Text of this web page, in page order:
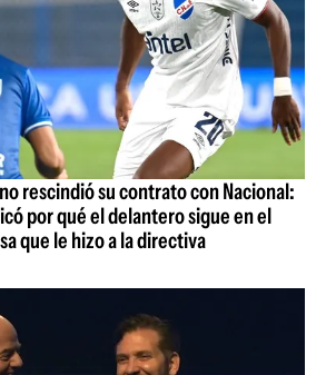
rescindió su contrato con Nacional:
por qué el delantero sigue en el
que le hizo a la directiva